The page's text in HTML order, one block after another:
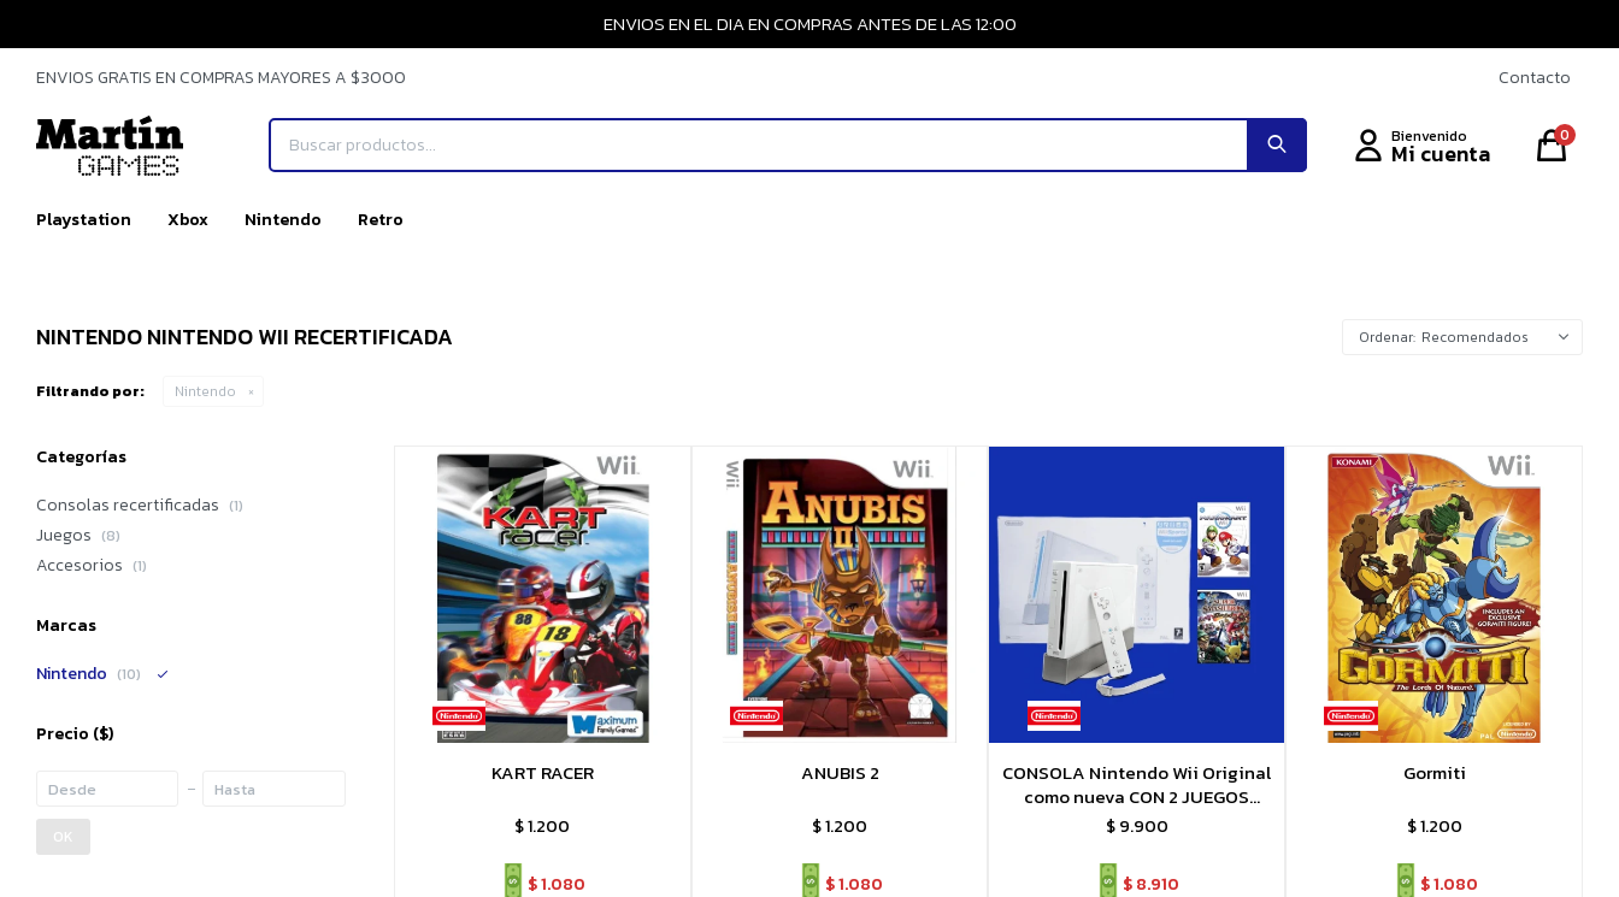
ENVIOS EN EL DIA EN COMPRAS ANTES DE LAS 12:00
Playstation Xbox Nintendo Retro
0
ENVIOS GRATIS EN COMPRAS MAYORES A $3000 Contacto
NINTENDO NINTENDO WII RECERTIFICADA Recomendados
Filtrando por: Nintendo
KART RACER
$1.200
$1.080
ANUBIS 2
$1.200
$1.080
CONSOLA Nintendo Wii Original
como nueva CON 2 JUEGOS
ORIGINALES
$ 9.900
$8.910
Gormiti
$1.200
$1.080
Categorías
Consolas recertificadas (1)
Juegos (8)
Accesorios (1)
Marcas
Nintendo (10)
Precio ($)
OK